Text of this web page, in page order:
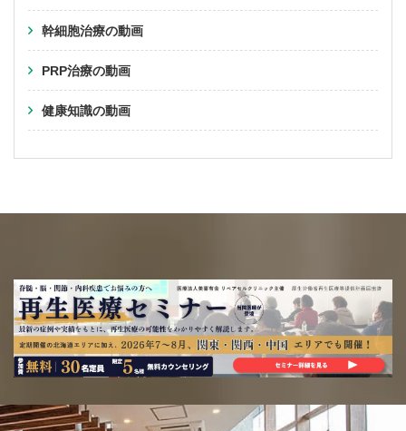
幹細胞治療の動画
PRP治療の動画
健康知識の動画